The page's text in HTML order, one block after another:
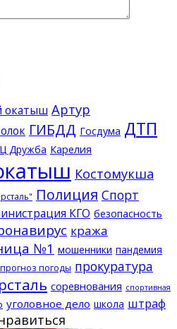
окатыш Артур
ГИБДД Госдума ДТП
Дружба Карелия
Костомукша
Полиция Спорт
КГО безопасность
кража
№1 мошенники пандемия
прогноз погоды прокуратура
соревнования спортивная
уголовное дело школа штраф